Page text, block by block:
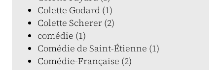
Colette Godard (1)
Colette Scherer (2)
comédie (1)
Comédie de Saint-Étienne (1)
Comédie-Française (2)